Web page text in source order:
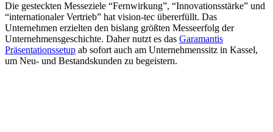
Die gesteckten Messeziele “Fernwirkung”, “Innovationsstärke” und
“internationaler Vertrieb” hat vision-tec übererfüllt. Das
Unternehmen erzielten den bislang größten Messeerfolg der
Unternehmensgeschichte. Daher nutzt es das Garamantis
Präsentationssetup ab sofort auch am Unternehmenssitz in Kassel,
um Neu- und Bestandskunden zu begeistern.